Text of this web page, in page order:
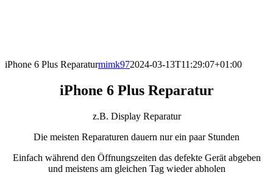
iPhone 6 Plus Reparaturmimk972024-03-13T11:29:07+01:00
iPhone 6 Plus Reparatur
z.B. Display Reparatur
Die meisten Reparaturen dauern nur ein paar Stunden
Einfach während den Öffnungszeiten das defekte Gerät abgeben
und meistens am gleichen Tag wieder abholen